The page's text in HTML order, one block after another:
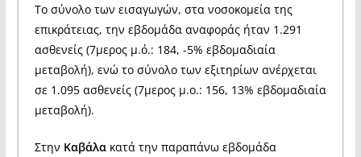
Το σύνολο των εισαγωγών, στα νοσοκομεία της
επικράτειας, την εβδομάδα αναφοράς ήταν 1.291
ασθενείς (7μερος μ.ό.: 184, -5% εβδομαδιαία
μεταβολή), ενώ το σύνολο των εξιτηρίων ανέρχεται
σε 1.095 ασθενείς (7μερος μ.ο.: 156, 13% εβδομαδιαία
μεταβολή).
Στην Καβάλακατά την παραπάνω εβδομάδα